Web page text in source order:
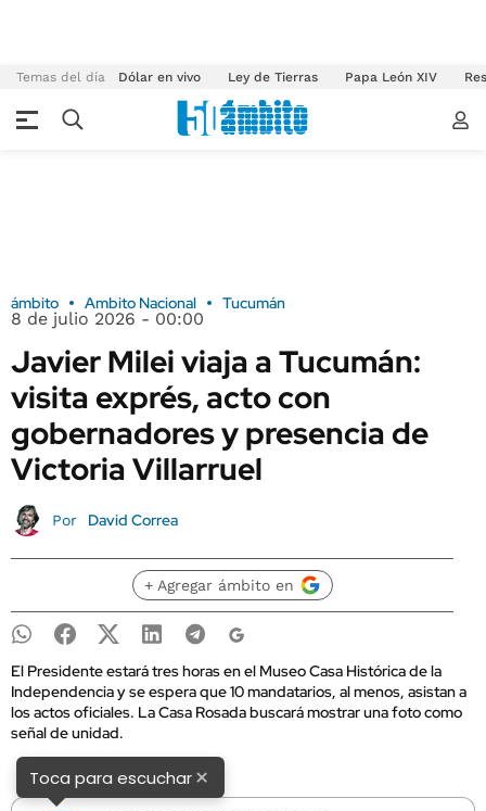
Temas del día Dólar en vivo Ley de Tierras Papa León XIV
ámbito Ambito Nacional Tucumán
8 de julio 2026 - 00:00
Javier Milei viaja a Tucumán:
visita exprés, acto con
gobernadores y presencia de
Victoria Villarruel
Por David Correa
+ Agregar ámbito en
El Presidente estará tres horas en el Museo Casa Histórica de la
Independencia y se espera que 10 mandatarios, al menos, asistan a
los actos oficiales. La Casa Rosada buscará mostrar una foto como
señal de unidad.
Toca para escuchar×